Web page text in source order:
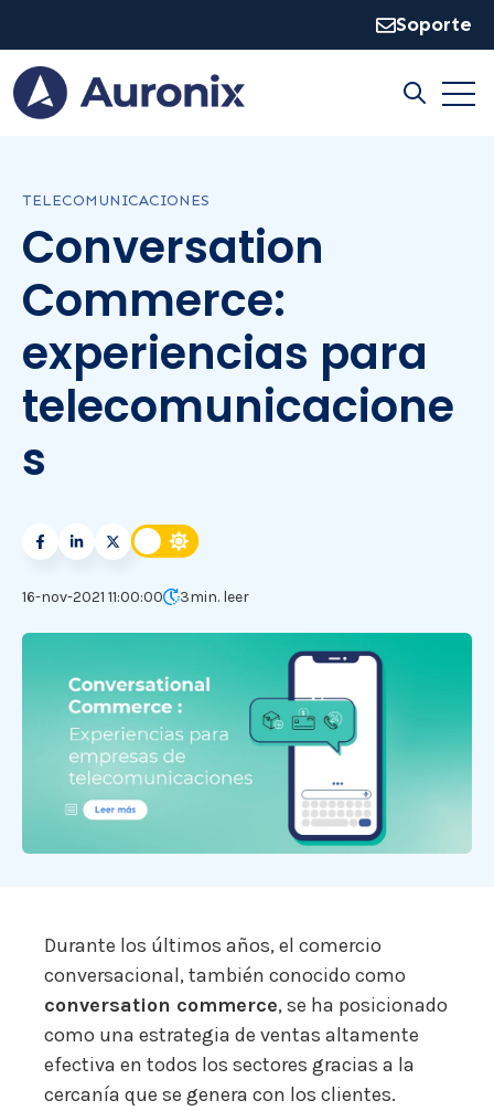
Soporte
Open
TELECOMUNICACIONES
Conversation
Commerce:
experiencias para
telecomunicacione
s
16-nov-2021 11:00:00 3min. leer
Durante los últimos años, el comercio
conversacional, también conocido como
conversation commerce, se ha posicionado
como una estrategia de ventas altamente
efectiva en todos los sectores gracias a la
cercanía que se genera con los clientes.